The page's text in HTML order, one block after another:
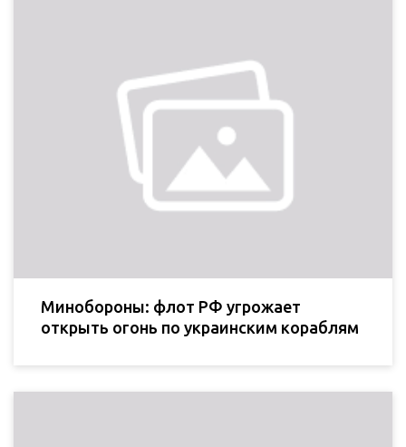
Минобороны: флот РФ угрожает
открыть огонь по украинским кораблям